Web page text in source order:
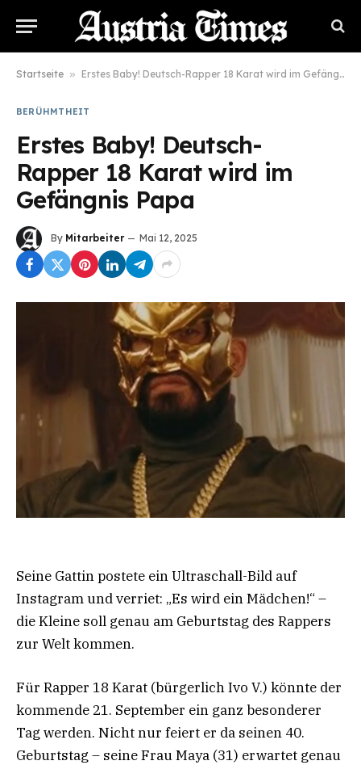
Startseite » Erstes Baby! Deutsch-Rapper 18 Karat wird im Gefängnis Papa
BERÜHMTHEIT
Erstes Baby! Deutsch-
Rapper 18 Karat wird im
Gefängnis Papa
By Mitarbeiter Mai 12, 2025
Seine Gattin postete ein Ultraschall-Bild auf
Instagram und verriet: „Es wird ein Mädchen!“ –
die Kleine soll genau am Geburtstag des Rappers
zur Welt kommen.
Für Rapper 18 Karat (bürgerlich Ivo V.) könnte der
kommende 21. September ein ganz besonderer
Tag werden. Nicht nur feiert er da seinen 40.
Geburtstag – seine Frau Maya (31) erwartet genau